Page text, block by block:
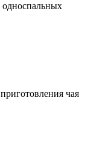
односпальных
чая